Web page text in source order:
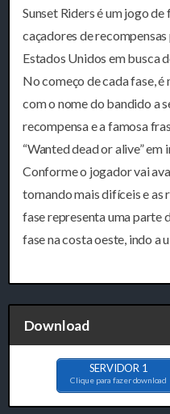
Sunset Riders é um jogo
caçadores de
Estados Unidos em busca
No começo de cada fase,
com o nome do bandido a
recompensa e a famosa
“Wanted dead or alive”
Conforme o jogador vai
tornando mais difíceis e as
fase representa uma parte
fase na costa oeste, indo a
Download
SERVIDOR 1
Clique para fazer download